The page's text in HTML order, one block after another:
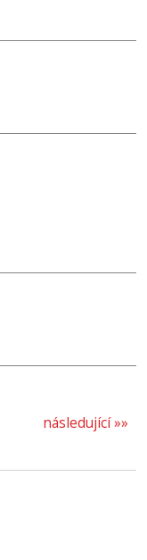
následující »»